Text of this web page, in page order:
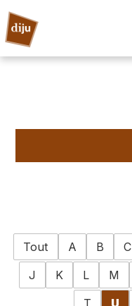
Tout A B C
J
K L M
T
U